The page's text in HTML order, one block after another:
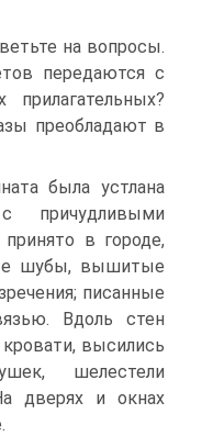
на вопросы.
передаются с
преобладают в
была устлана
причудливыми
в городе,
шубы, вышитые
писанные
Вдоль стен
высились
шелестели
дверях и окнах